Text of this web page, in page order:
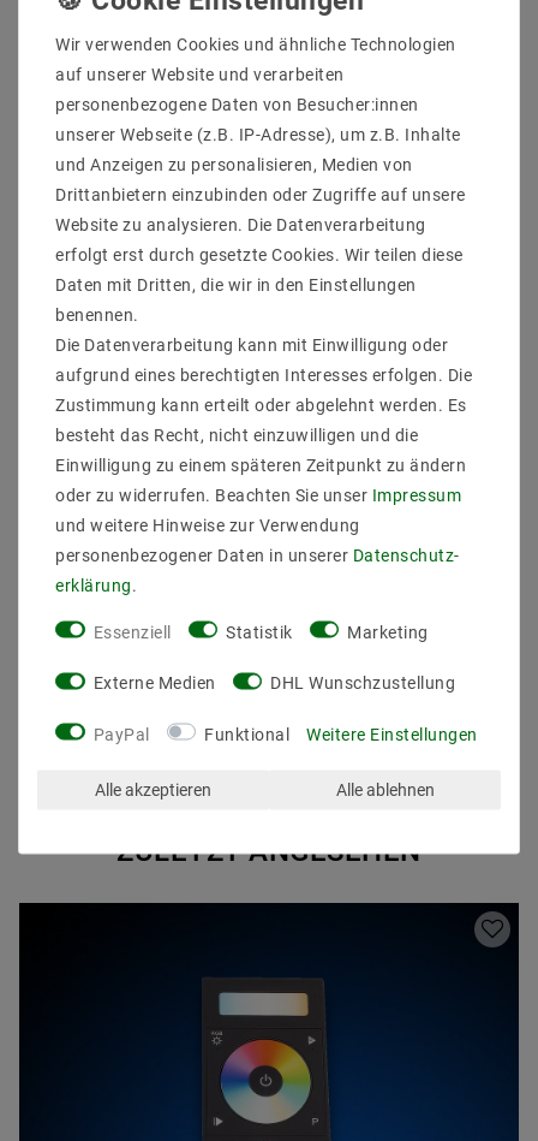
RF-Fernbedienung
Die 2858Z45C RGBW+TUNABLE WHITE RF-
Fernbedienung kann 4 verschiedene Zonen steuern.
Die Lichtfarben Rot, Grün, Blau und Weiß können
direkt eingeschaltet werden. Für jede Zone können bis
zu 4 Farben oder 4 Modi auf die Tasten S1, S2 ,S3 und
S4 der Fernbedienung zugewiesen werden. Die Farben
können durch das Farbrad frei gewählt werden.
Außerdem lässt sich das System als RGB 3-Kanal-
Output oder RGBW 4-Kanal-Output oder RGBW plus
TUNABLE WHITE ( auf gleichzeit ) einrichten.
4,5 VDC 868 MHz 52x153x19 arbeitet mit 3 Stück AAA
(1,5 V) Batterien
Betriebstemperatur: -10 bis + 50 °C
Lagertemperatur:-20 °C bis + 60 °C
Unser Connex Controller kann über unser Zubehör auf
werden. Wie das genau funktioniert, steht in unserem
Datenblatt.
ZULETZT ANGESEHEN
Wir verwenden Cookies und ähnliche Technologien
auf unserer Website und verarbeiten
personenbezogene Daten von Besucher:innen
unserer Webseite (z.B. IP-Adresse), um z.B. Inhalte
und Anzeigen zu personalisieren, Medien von
Drittanbietern einzubinden oder Zugriffe auf unsere
Website zu analysieren. Die Datenverarbeitung
erfolgt erst durch gesetzte Cookies. Wir teilen diese
Daten mit Dritten, die wir in den Einstellungen
benennen.
Die Datenverarbeitung kann mit Einwilligung oder
aufgrund eines berechtigten Interesses erfolgen. Die
Zustimmung kann erteilt oder abgelehnt werden. Es
besteht das Recht, nicht einzuwilligen und die
Einwilligung zu einem späteren Zeitpunkt zu ändern
oder zu widerrufen. Beachten Sie unser Impressum
und weitere Hinweise zur Verwendung
personenbezogener Daten in unserer Daten­schutz­
erklärung
Essenziell Statistik Marketing
Externe Medien DHL Wunschzustellung
PayPal Funktional Weitere Einstellungen
Alle akzeptieren Alle ablehnen